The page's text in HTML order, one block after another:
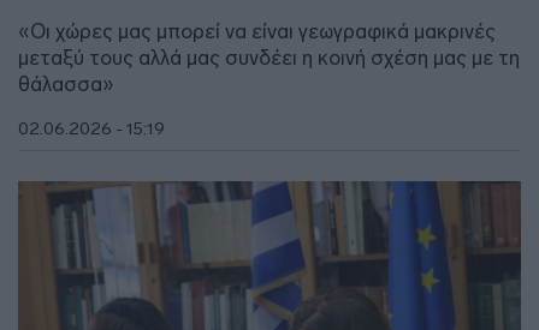
«Οι χώρες μας μπορεί να είναι γεωγραφικά μακρινές
μεταξύ τους αλλά μας συνδέει η κοινή σχέση μας με τη
θάλασσα»
02.06.2026 - 15:19